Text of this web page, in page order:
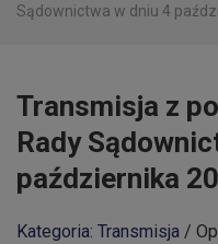
Sądownictwa w dniu 4
Transmisja z
Rady
października
Kategoria: Transmisja /